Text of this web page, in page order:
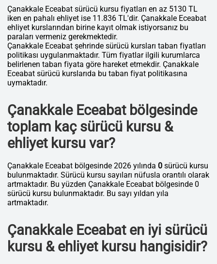
Çanakkale Eceabat sürücü kursu fiyatları en az 5130 TL
iken en pahalı ehliyet ise 11.836 TL'dir. Çanakkale Eceabat
ehliyet kurslarından birine kayıt olmak istiyorsanız bu
paraları vermeniz gerekmektedir.
Çanakkale Eceabat şehrinde sürücü kursları taban fiyatları
politikası uygulanmaktadır. Tüm fiyatlar ilgili kurumlarca
belirlenen taban fiyata göre hareket etmekdir. Çanakkale
Eceabat sürücü kurslarıda bu taban fiyat politikasına
uymaktadır.
Çanakkale Eceabat bölgesinde
toplam kaç sürücü kursu &
ehliyet kursu var?
Çanakkale Eceabat bölgesinde 2026 yılında 0 sürücü kursu
bulunmaktadır. Sürücü kursu sayıları nüfusla orantılı olarak
artmaktadır. Bu yüzden Çanakkale Eceabat bölgesinde 0
sürücü kursu bulunmaktadır. Bu sayı yıldan yıla
artmaktadır.
Çanakkale Eceabat en iyi sürücü
kursu & ehliyet kursu hangisidir?